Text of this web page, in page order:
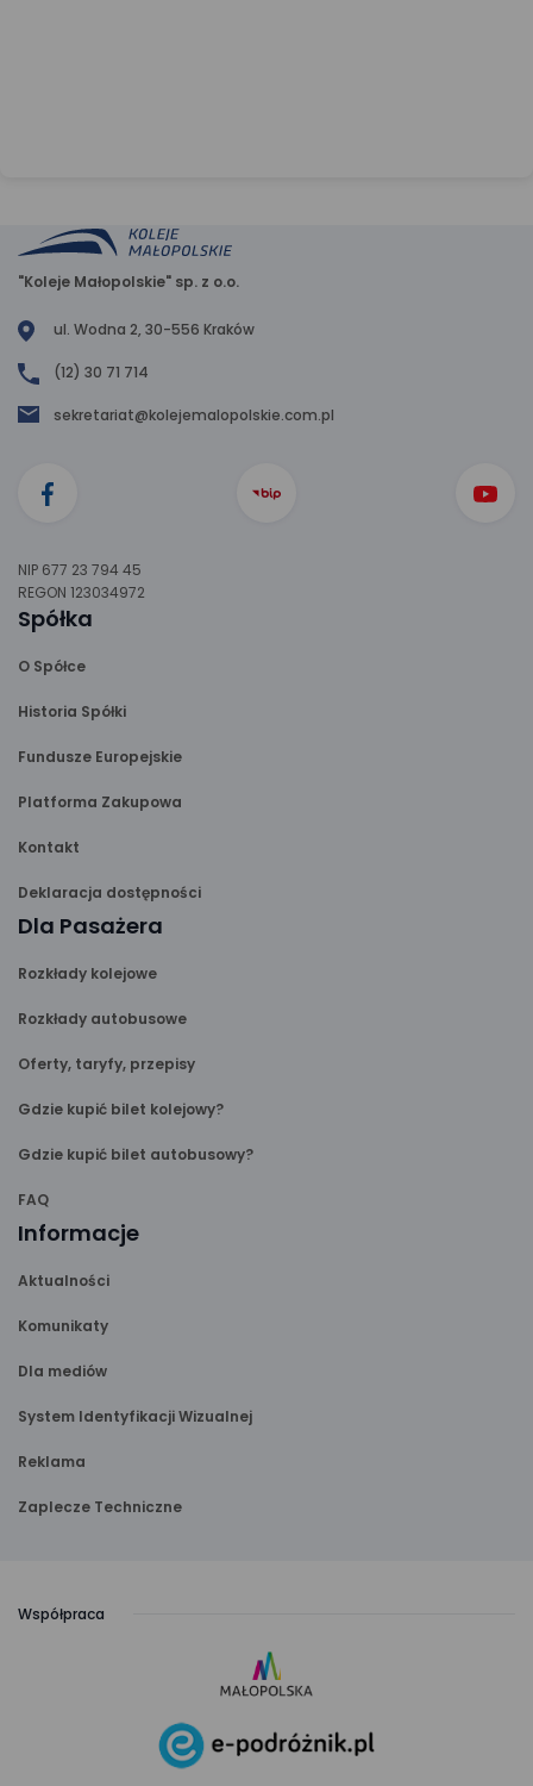
"Koleje Małopolskie" sp. z o.o.
ul. Wodna 2, 30-556 Kraków
(12) 30 71 714
sekretariat@kolejemalopolskie.com.pl
NIP 677 23 794 45
REGON 123034972
Spółka
O Spółce
Historia Spółki
Fundusze Europejskie
Platforma Zakupowa
Kontakt
Deklaracja dostępności
Dla Pasażera
Rozkłady kolejowe
Rozkłady autobusowe
Oferty, taryfy, przepisy
Gdzie kupić bilet kolejowy?
Gdzie kupić bilet autobusowy?
FAQ
Informacje
Aktualności
Komunikaty
Dla mediów
System Identyfikacji Wizualnej
Reklama
Zaplecze Techniczne
Współpraca
w nowejlink
otwiera